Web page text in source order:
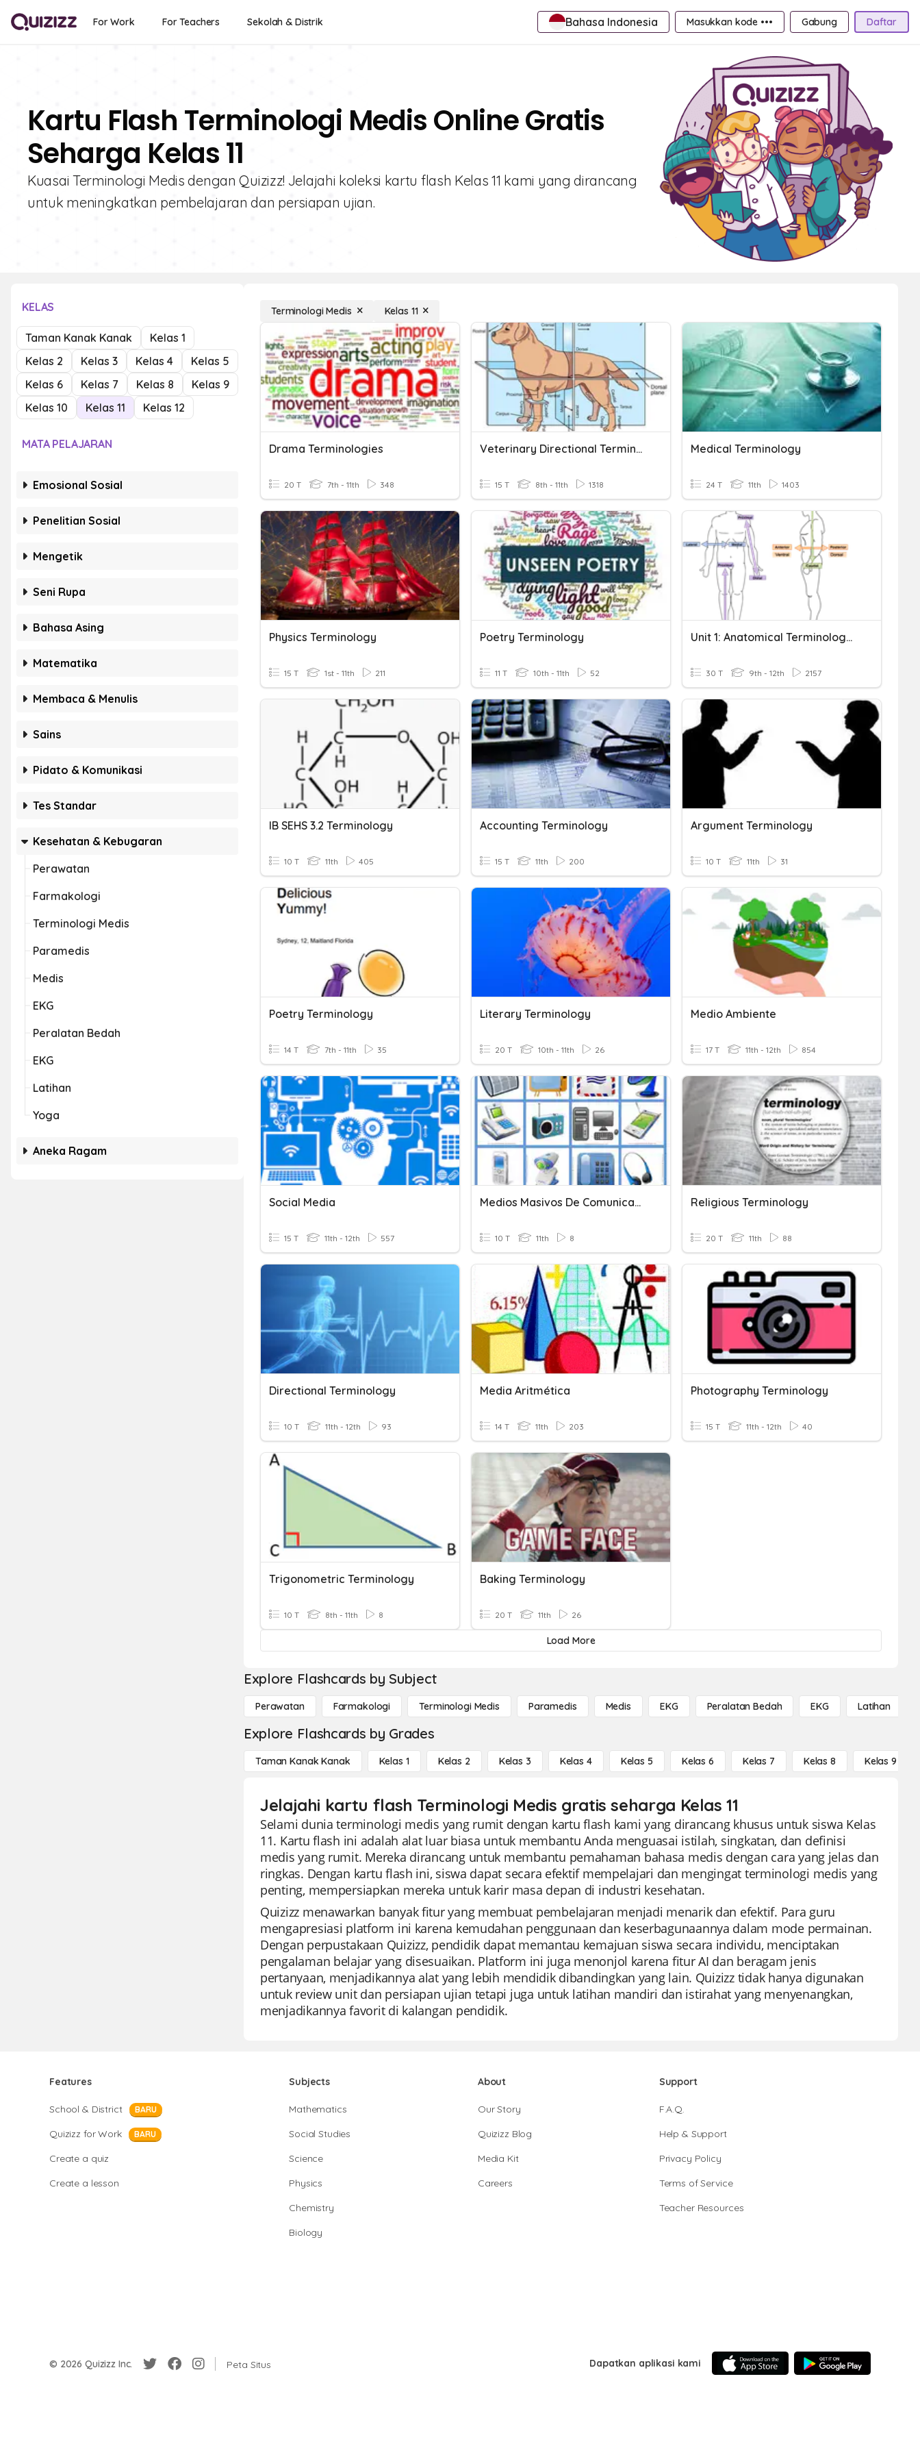
For Work For Teachers Sekolah & Distrik Bahasa Indonesia Masukkan kode ••• Gabung Daftar
Kartu Flash Terminologi Medis Online Gratis
Seharga Kelas 11
Kuasai Terminologi Medis dengan Quizizz! Jelajahi koleksi kartu flash Kelas 11 kami yang dirancang
untuk meningkatkan pembelajaran dan persiapan ujian.
KELAS
Taman Kanak Kanak
Kelas 1
Kelas 2
Kelas 3 Kelas 4
Kelas 5
Kelas 6
Kelas 7 Kelas 8
Kelas 9
Kelas 10
Kelas 11 Kelas 12
MATA PELAJARAN
Emosional Sosial
Penelitian Sosial
Mengetik
Seni Rupa
Bahasa Asing
Matematika
Membaca & Menulis
Sains
Pidato & Komunikasi
Tes Standar
Kesehatan & Kebugaran
Perawatan
Farmakologi
Terminologi Medis
Paramedis
Medis
EKG
Peralatan Bedah
EKG
Latihan
Yoga
Aneka Ragam
Terminologi Medis Kelas 11
Drama Terminologies
20 T 7th - 11th 348
Veterinary Directional Terminology
15 T 8th - 11th 1318
Medical Terminology
24 T 11th 1403
Physics Terminology
15 T 1st - 11th 211
Poetry Terminology
11 T 10th - 11th 52
Unit 1: Anatomical Terminology Review
30 T 9th - 12th 2157
IB SEHS 3.2 Terminology
10 T 11th 405
Accounting Terminology
15 T 11th 200
Argument Terminology
10 T 11th 31
Poetry Terminology
14 T 7th - 11th 35
Literary Terminology
20 T 10th - 11th 26
Medio Ambiente
17 T 11th - 12th 854
Social Media
15 T 11th - 12th 557
Medios Masivos De Comunicación_3ero Medio
10 T 11th 8
Religious Terminology
20 T 11th 88
Directional Terminology
10 T 11th - 12th 93
Media Aritmética
14 T 11th 203
Photography Terminology
15 T 11th - 12th 40
Trigonometric Terminology
10 T 8th - 11th 8
Baking Terminology
20 T 11th 26
Load More
Explore Flashcards by Subject
Perawatan Farmakologi Terminologi Medis Paramedis Medis EKG Peralatan Bedah EKG Latihan
Explore Flashcards by Grades
Taman Kanak Kanak Kelas 1 Kelas 2 Kelas 3 Kelas 4 Kelas 5 Kelas 6 Kelas 7 Kelas 8 Kelas 9
Jelajahi kartu flash Terminologi Medis gratis seharga Kelas 11
Selami dunia terminologi medis yang rumit dengan kartu flash kami yang dirancang khusus untuk siswa Kelas
11. Kartu flash ini adalah alat luar biasa untuk membantu Anda menguasai istilah, singkatan, dan definisi
medis yang rumit. Mereka dirancang untuk membantu pemahaman bahasa medis dengan cara yang jelas dan
ringkas. Dengan kartu flash ini, siswa dapat secara efektif mempelajari dan mengingat terminologi medis yang
penting, mempersiapkan mereka untuk karir masa depan di industri kesehatan.
Quizizz menawarkan banyak fitur yang membuat pembelajaran menjadi menarik dan efektif. Para guru
mengapresiasi platform ini karena kemudahan penggunaan dan keserbagunaannya dalam mode permainan.
Dengan perpustakaan Quizizz, pendidik dapat memantau kemajuan siswa secara individu, menciptakan
pengalaman belajar yang disesuaikan. Platform ini juga menonjol karena fitur AI dan beragam jenis
pertanyaan, menjadikannya alat yang lebih mendidik dibandingkan yang lain. Quizizz tidak hanya digunakan
untuk review unit dan persiapan ujian tetapi juga untuk latihan mandiri dan istirahat yang menyenangkan,
menjadikannya favorit di kalangan pendidik.
Features
School & District BARU
Quizizz for Work BARU
Create a quiz
Create a lesson
Subjects
Mathematics
Social Studies
Science
Physics
Chemistry
Biology
About
Our Story
Quizizz Blog
Media Kit
Careers
Support
F.A.Q.
Help & Support
Privacy Policy
Terms of Service
Teacher Resources
© 2026 Quizizz Inc. Peta Situs Dapatkan aplikasi kami